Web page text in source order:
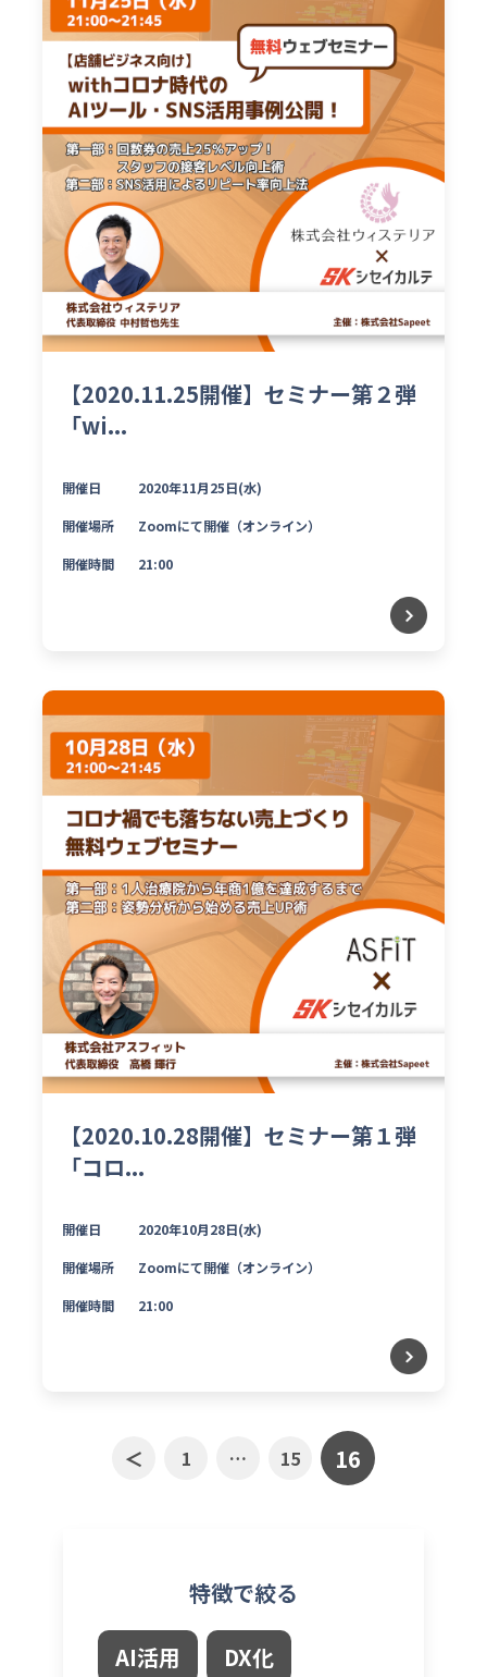
【2020.11.25開催】セミナー第２弾
「wi...
開催日 2020年11月25日(水)
開催場所 Zoomにて開催（オンライン）
開催時間 21:00
【2020.10.28開催】セミナー第１弾
「コロ...
開催日 2020年10月28日(水)
開催場所 Zoomにて開催（オンライン）
開催時間 21:00
＜ 1 … 15 16
特徴で絞る
AI活用 DX化